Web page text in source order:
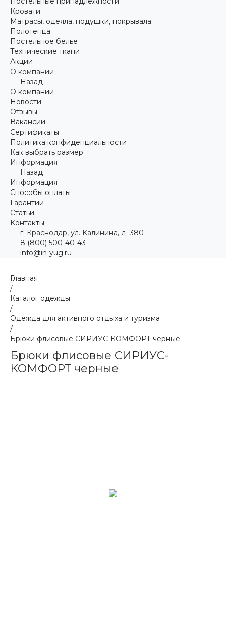
Кровати
Матрасы, одеяла, подушки, покрывала
Полотенца
Постельное белье
Технические ткани
Акции
О компании
Назад
О компании
Новости
Отзывы
Вакансии
Сертификаты
Политика конфиденциальности
Как выбрать размер
Информация
Назад
Информация
Способы оплаты
Гарантии
Статьи
Контакты
г. Краснодар, ул. Калинина, д. 380
8 (800) 500-40-43
info@in-yug.ru
Главная
/
Каталог одежды
/
Одежда для активного отдыха и туризма
/
Брюки флисовые СИРИУС-КОМФОРТ черные
Брюки флисовые СИРИУС-
КОМФОРТ черные